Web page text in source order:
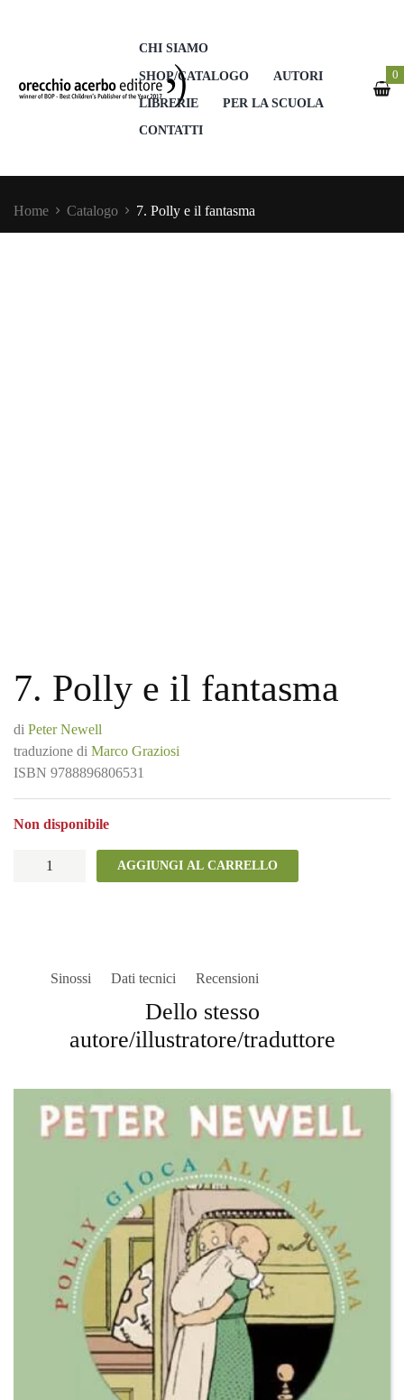
CHI SIAMO
SHOP/CATALOGO
AUTORI
LIBRERIE
PER LA SCUOLA
CONTATTI
0
Home Catalogo 7. Polly e il fantasma
7. Polly e il fantasma
di Peter Newell
traduzione di Marco Graziosi
ISBN 9788896806531
Non disponibile
AGGIUNGI AL CARRELLO
Sinossi Dati tecnici Recensioni
Dello stesso
autore/illustratore/traduttore